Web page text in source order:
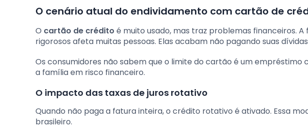
O cenário atual do endividamento com cartão de
O cartão de crédito é muito usado, mas traz problemas financeiros.
rigorosos afeta muitas pessoas. Elas acabam não pagando suas
Os consumidores não sabem que o limite do cartão é um
a família em risco financeiro.
O impacto das taxas de juros rotativo
Quando não paga a fatura inteira, o crédito rotativo é ativado. Essa
brasileiro.